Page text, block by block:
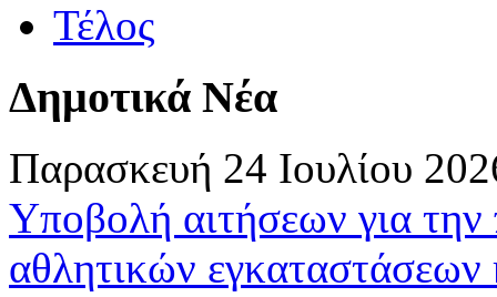
Τέλος
Δημοτικά Νέα
Παρασκευή 24 Ιουλίου
Υποβολή αιτήσεων για
αθλητικών